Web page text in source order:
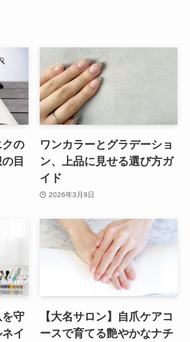
クの
目
ワンカラーとグラデーショ
ン、上品に見せる選び方ガ
イド
2026年3月9日
守
イ
【大名サロン】自爪ケアコ
ースで育てる艶やかなナチ